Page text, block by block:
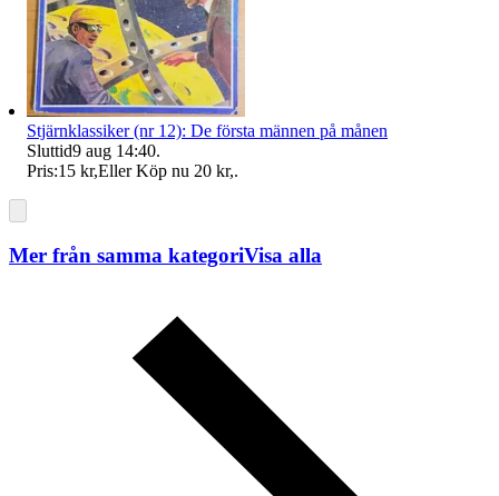
Stjärnklassiker (nr 12): De första männen på månen
Sluttid9 aug 14:40.
Pris:15 kr,Eller Köp nu 20 kr,.
Mer från samma kategoriVisa alla